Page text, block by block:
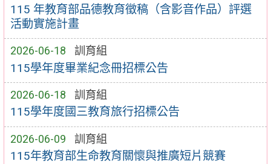
115 年教育部品德教育徵稿（含影音作品）評選
活動實施計畫
2026-06-18 訓育組
115學年度畢業紀念冊招標公告
2026-06-18 訓育組
115學年度國三教育旅行招標公告
2026-06-09 訓育組
115年教育部生命教育關懷與推廣短片競賽